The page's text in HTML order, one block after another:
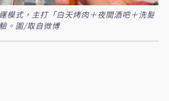
模式，主打「白天烤肉＋夜間酒吧＋洗髮
。圖/取自微博